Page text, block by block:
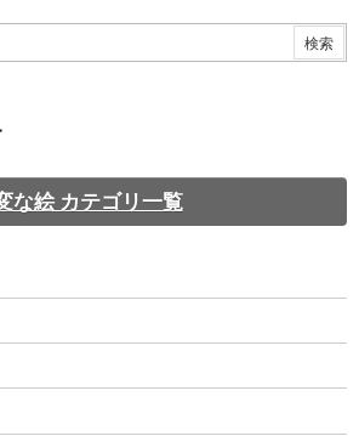
な絵 カテゴリ一覧